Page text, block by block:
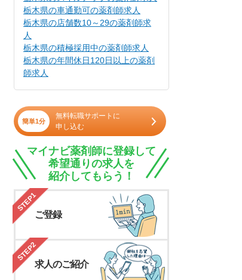
栃木県の車通勤可の薬剤師求人
栃木県の店舗数10～29の薬剤師求
人
栃木県の積極採用中の薬剤師求人
栃木県の年間休日120日以上の薬剤
師求人
簡単1分
無料転職サポートに
申し込む
マイナビ薬剤師に登録して
希望通りの求人を
紹介してもらう！
STEP1
ご登録
STEP2
求人のご紹介